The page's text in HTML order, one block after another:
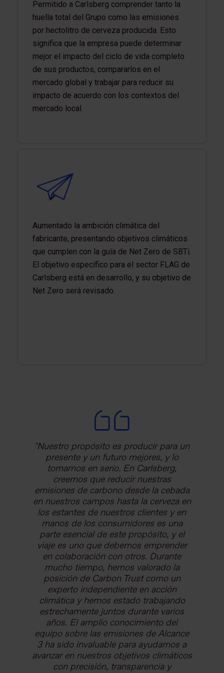
Permitido a Carlsberg comprender tanto la
huella total del Grupo como las emisiones
por hectolitro de cerveza producida. Esto
significa que la empresa puede determinar
mejor el impacto del ciclo de vida completo
de sus productos, compararlos en el
mercado global y trabajar para reducir su
impacto de acuerdo con los contextos del
mercado local.
Aumentado la ambición climática del
fabricante, presentando objetivos climáticos
que cumplen con la guía de Net Zero de SBTi.
El objetivo específico para el sector FLAG de
Carlsberg está en desarrollo, y su objetivo de
Net Zero será revisado.
Nuestro propósito es producir para un
presente y un futuro mejores, y lo
tomamos en serio. En Carlsberg,
creemos que reducir nuestras
emisiones de carbono desde la cebada
en nuestros campos hasta la cerveza en
los estantes de nuestros clientes y en
manos de los consumidores es una
parte esencial de este propósito, y el
viaje es uno que debemos emprender
en colaboración con otros. Durante
mucho tiempo, hemos valorado la
posición de Carbon Trust como un
experto independiente en acción
climática y hemos estado trabajando
estrechamente juntos durante varios
años. El amplio conocimiento del
equipo sobre las emisiones de Alcance
3 ha sido invaluable para ayudarnos a
avanzar en nuestros objetivos climáticos
con precisión, transparencia y